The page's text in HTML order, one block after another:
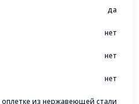
да
нет
нет
нет
оплетке из нержавеющей стали